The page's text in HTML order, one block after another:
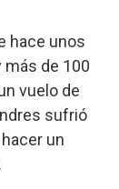
hace unos
más de 100
vuelo de
sufrió
un